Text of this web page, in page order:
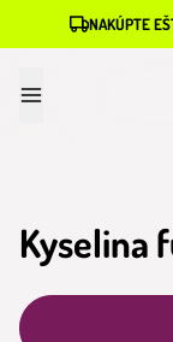
NAKÚPTE
Kyselina